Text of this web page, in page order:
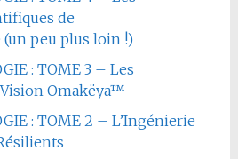
de
peu plus loin !)
: TOME 3 – Les
Omakëya™
: TOME 2 – L’Ingénierie